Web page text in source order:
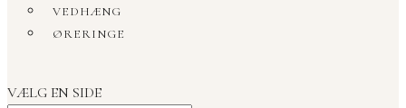
VEDHÆNG
ØRERINGE
VÆLG EN SIDE